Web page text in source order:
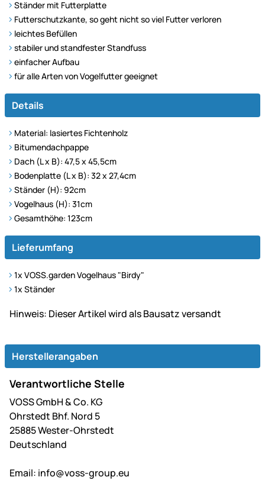
Ständer mit Futterplatte
Futterschutzkante, so geht nicht so viel Futter verloren
leichtes Befüllen
stabiler und standfester Standfuss
einfacher Aufbau
für alle Arten von Vogelfutter geeignet
Details
Material: lasiertes Fichtenholz
Bitumendachpappe
Dach (L x B): 47,5 x 45,5cm
Bodenplatte (L x B): 32 x 27,4cm
Ständer (H): 92cm
Vogelhaus (H): 31cm
Gesamthöhe: 123cm
Lieferumfang
1x VOSS.garden Vogelhaus "Birdy"
1x Ständer
Hinweis: Dieser Artikel wird als Bausatz versandt
Herstellerangaben
Verantwortliche Stelle
VOSS GmbH & Co. KG
Ohrstedt Bhf. Nord 5
25885 Wester-Ohrstedt
Deutschland
Email: info@voss-group.eu